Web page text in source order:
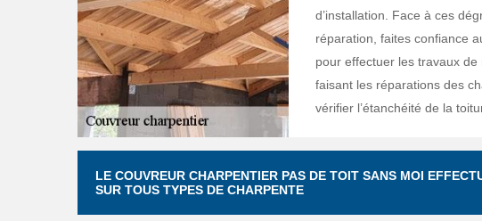
d’installation. Face à ces
réparation, faites confiance
pour effectuer les travaux
faisant les réparations des
vérifier l’étanchéité de la
LE COUVREUR CHARPENTIER PAS DE TOIT SANS MOI
SUR TOUS TYPES DE CHARPENTE